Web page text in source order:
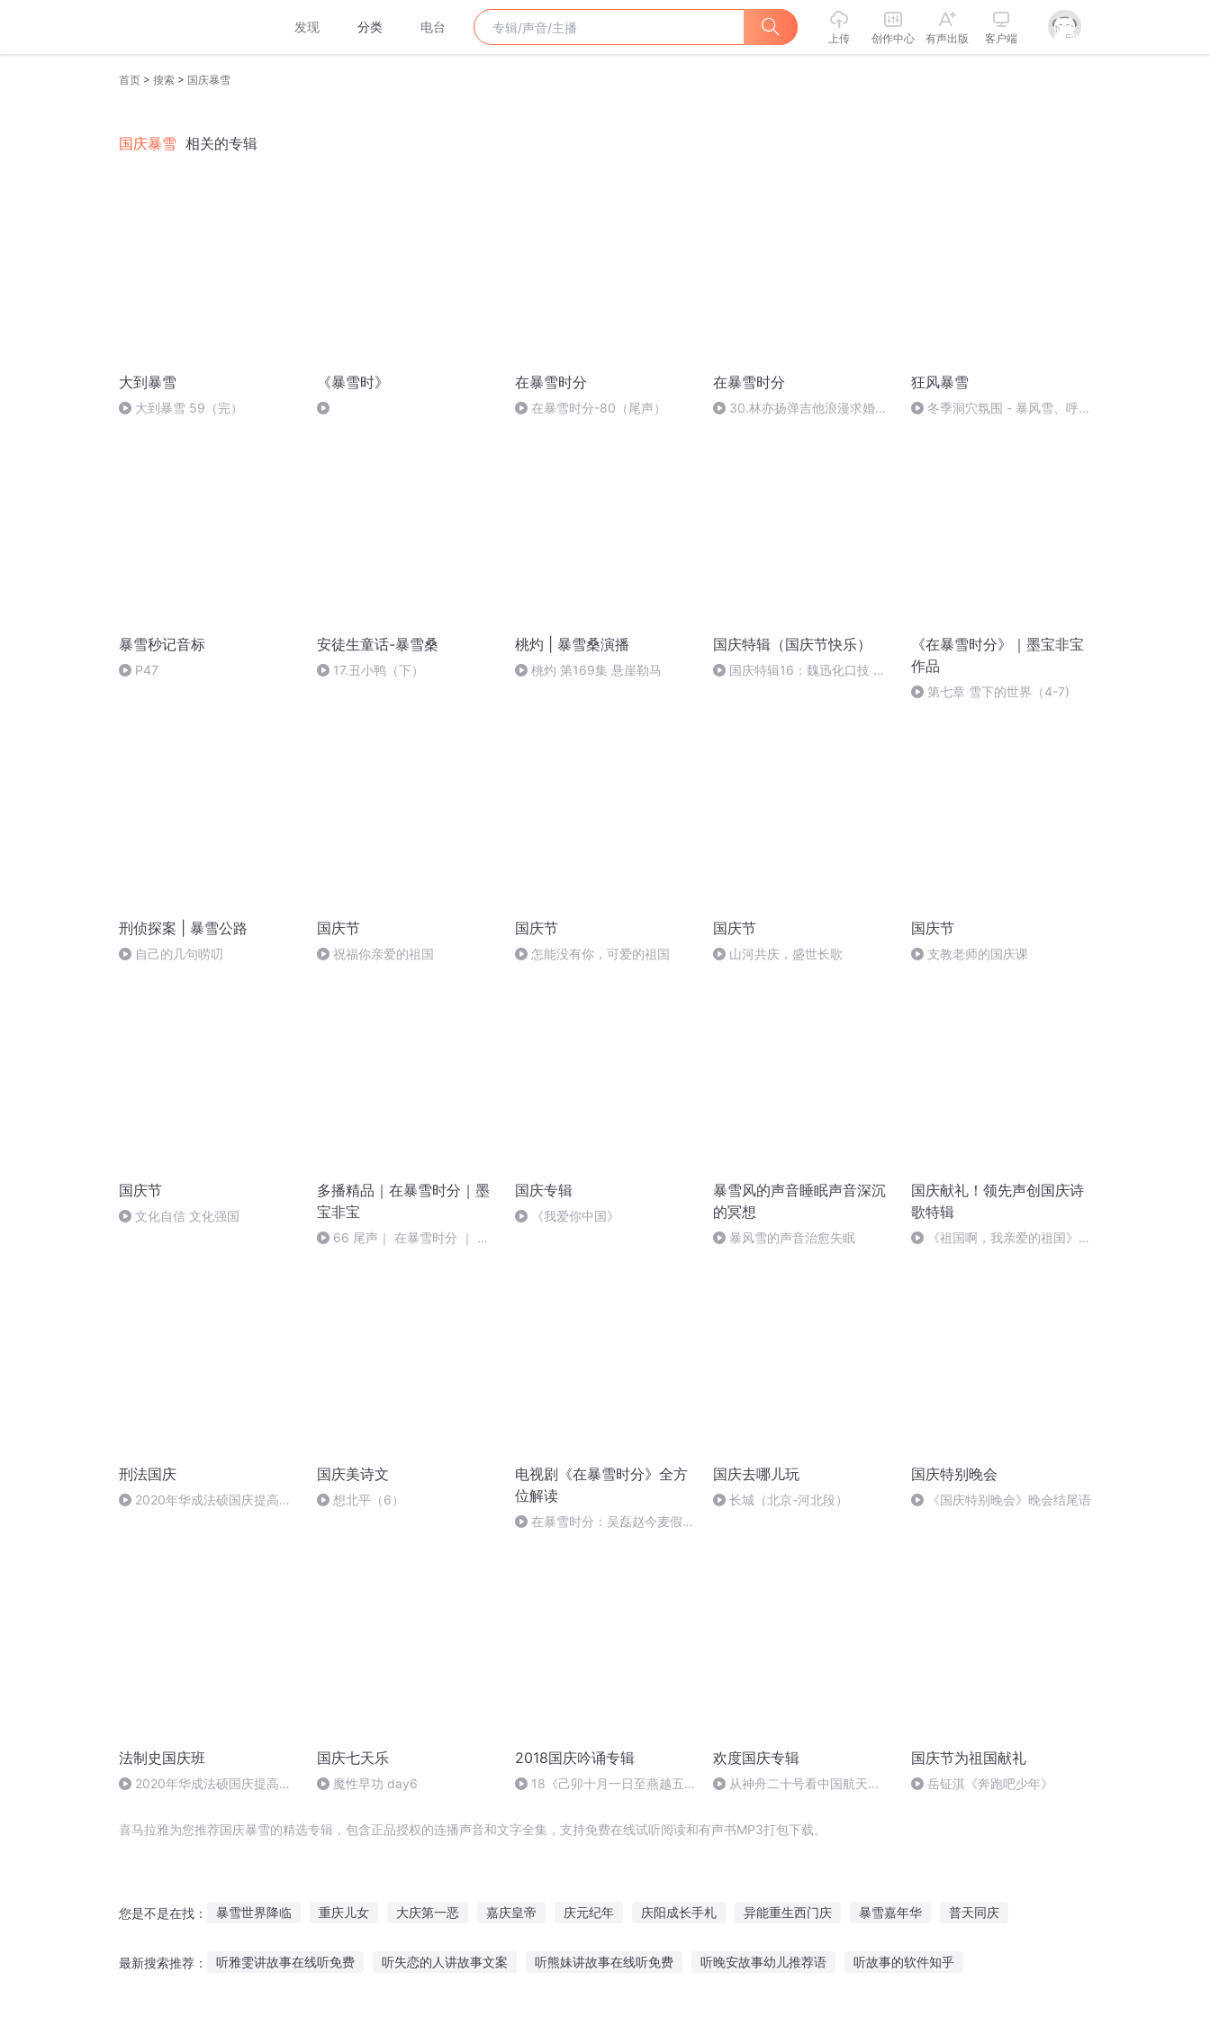
发现 分类 电台
上传 创作中心 有声出版 客户端
首页 > 搜索 > 国庆暴雪
国庆暴雪 相关的专辑
大到暴雪
大到暴雪 59（完）
《暴雪时》 在暴雪时分
在暴雪时分-80（尾声）
在暴雪时分
30.林亦扬弹吉他浪漫求婚殷
狂风暴雪
冬季洞穴氛围 - 暴风雪、呼啸
暴雪秒记音标
P47
安徒生童话-暴雪桑
17.丑小鸭（下）
桃灼 | 暴雪桑演播
桃灼 第169集 悬崖勒马
国庆特辑（国庆节快乐）
国庆特辑16：魏迅化口技 二
《在暴雪时分》｜墨宝非宝
作品
第七章 雪下的世界（4-7)
刑侦探案 | 暴雪公路
自己的几句唠叨
国庆节
祝福你亲爱的祖国
国庆节
怎能没有你，可爱的祖国
国庆节
山河共庆，盛世长歌
国庆节
支教老师的国庆课
国庆节
文化自信 文化强国
多播精品｜在暴雪时分｜墨
宝非宝
66 尾声｜ 在暴雪时分 ｜ 墨
国庆专辑
《我爱你中国》
暴雪风的声音睡眠声音深沉
的冥想
暴风雪的声音治愈失眠
国庆献礼！领先声创国庆诗
歌特辑
《祖国啊，我亲爱的祖国》温
刑法国庆
2020年华成法硕国庆提高班
国庆美诗文
想北平（6）
电视剧《在暴雪时分》全方
位解读
在暴雪时分：吴磊赵今麦假戏
国庆去哪儿玩
长城（北京-河北段）
国庆特别晚会
《国庆特别晚会》晚会结尾语
法制史国庆班
2020年华成法硕国庆提高班
国庆七天乐
魔性早功 day6
2018国庆吟诵专辑
18《己卯十月一日至燕越五
文天祥 自由吟诵
欢度国庆专辑
从神舟二十号看中国航天
国庆节为祖国献礼
岳钲淇《奔跑吧少年》
喜马拉雅为您推荐国庆暴雪的精选专辑，包含正品授权的连播声音和文字全集，支持免费在线试听阅读和有声书MP3打包下载。
您是不是在找： 暴雪世界降临 重庆儿女 大庆第一恶 嘉庆皇帝 庆元纪年 庆阳成长手札 异能重生西门庆 暴雪嘉年华 普天同庆
最新搜索推荐： 听雅雯讲故事在线听免费 听失恋的人讲故事文案 听熊妹讲故事在线听免费 听晚安故事幼儿推荐语 听故事的软件知乎